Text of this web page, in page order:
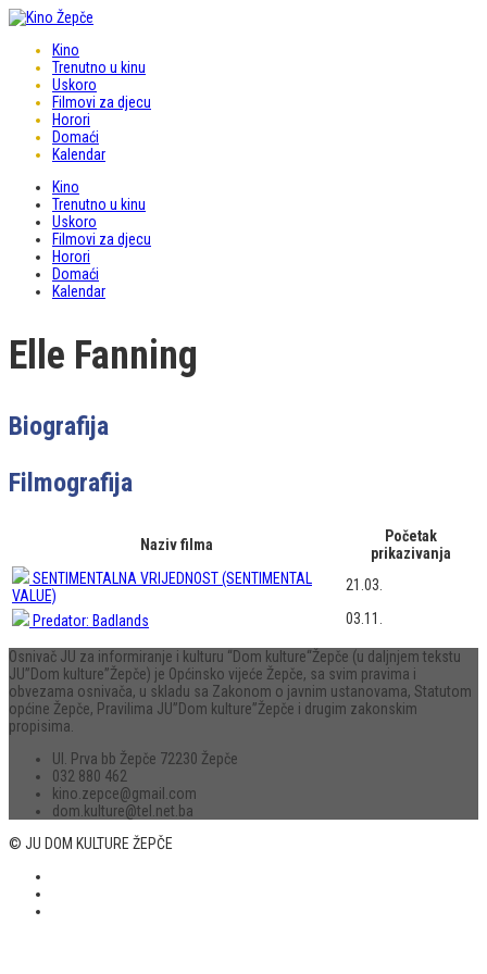
Kino
Trenutno u kinu
Uskoro
Filmovi za djecu
Horori
Domaći
Kalendar
Kino
Trenutno u kinu
Uskoro
Filmovi za djecu
Horori
Domaći
Kalendar
Elle Fanning
Biografija
Filmografija
Naziv filma
Početak
prikazivanja
SENTIMENTALNA VRIJEDNOST (SENTIMENTAL
VALUE)
21.03.
Predator: Badlands 03.11.
Osnivač JU za informiranje i kulturu “Dom kulture“Žepče (u daljnjem tekstu
JU”Dom kulture”Žepče) je Općinsko vijeće Žepče, sa svim pravima i
obvezama osnivača, u skladu sa Zakonom o javnim ustanovama, Statutom
općine Žepče, Pravilima JU”Dom kulture”Žepče i drugim zakonskim
propisima.
Ul. Prva bb Žepče 72230 Žepče
032 880 462
kino.zepce@gmail.com
dom.kulture@tel.net.ba
© JU DOM KULTURE ŽEPČE